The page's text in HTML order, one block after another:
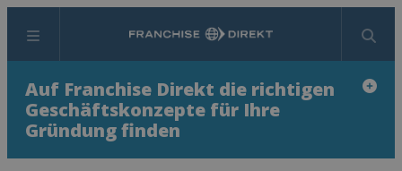
Menü Suchen
Auf Franchise Direkt die richtigen
Geschäftskonzepte für Ihre
Gründung finden